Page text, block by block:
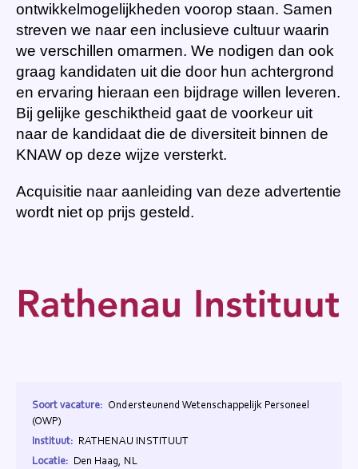
ontwikkelmogelijkheden voorop staan. Samen
streven we naar een inclusieve cultuur waarin
we verschillen omarmen. We nodigen dan ook
graag kandidaten uit die door hun achtergrond
en ervaring hieraan een bijdrage willen leveren.
Bij gelijke geschiktheid gaat de voorkeur uit
naar de kandidaat die de diversiteit binnen de
KNAW op deze wijze versterkt.
Acquisitie naar aanleiding van deze advertentie
wordt niet op prijs gesteld.
Soort vacature: Ondersteunend Wetenschappelijk Personeel
(OWP)
Instituut: RATHENAU INSTITUUT
Locatie: Den Haag, NL